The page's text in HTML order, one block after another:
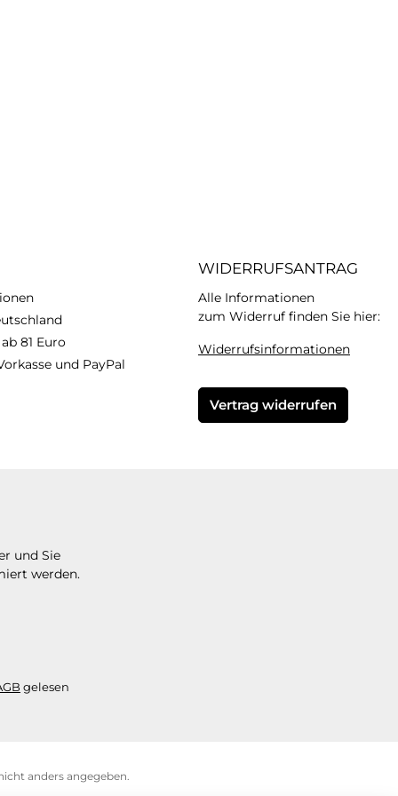
81 Euro
und PayPal
WIDERRUFSANTRAG
Alle Informationen
zum Widerruf finden Sie hier:
Widerrufsinformationen
Vertrag widerrufen
und Sie
werden.
gelesen
anders angegeben.